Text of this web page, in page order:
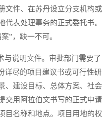
文件、在苏丹设立分支机构或
代表处理事务的正式委托书。
”，缺一不可。
说明文件。审批部门需要了
详尽的项目建议书或可行性研
、建设目标、总体方案、社会
交用阿拉伯文书写的正式申请
目名称和地点。项目用地的权